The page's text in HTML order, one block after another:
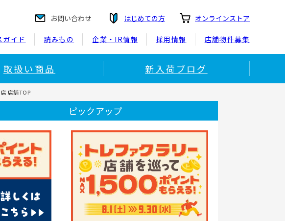
お問い合わせ はじめての方 オンラインストア
ガイド 読みもの 企業・IR情報 採用情報 店舗物件募集
取扱い商品 新入荷ブログ
店舗TOP
ピックアップ